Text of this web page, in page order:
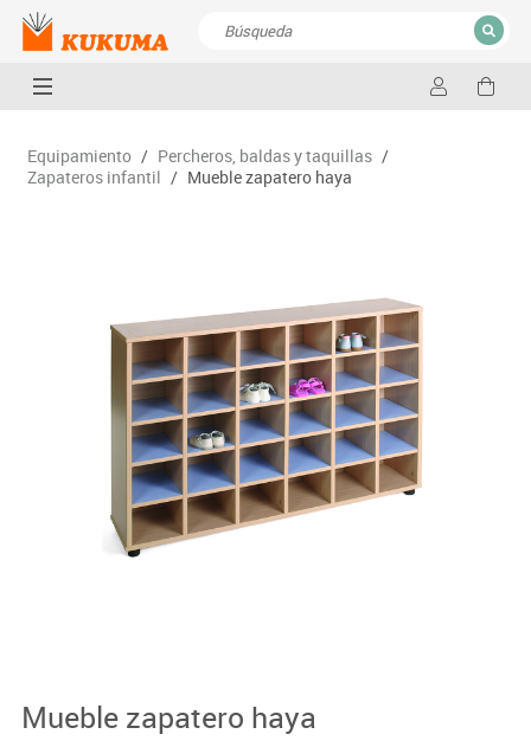
CERRAR
Equipamiento / Percheros, baldas y taquillas /
Zapateros infantil / Mueble zapatero haya
Mueble zapatero haya